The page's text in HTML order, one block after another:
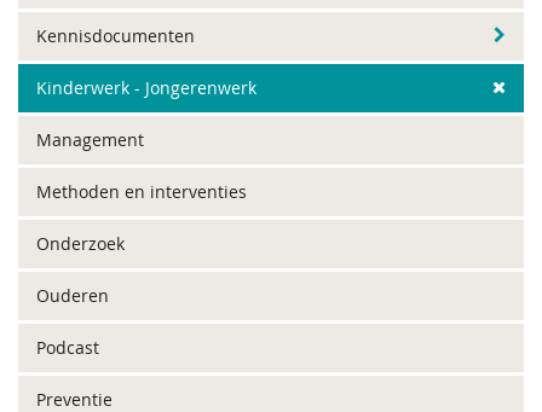
Kennisdocumenten
Kinderwerk - Jongerenwerk
Management
Methoden en interventies
Onderzoek
Ouderen
Podcast
Preventie